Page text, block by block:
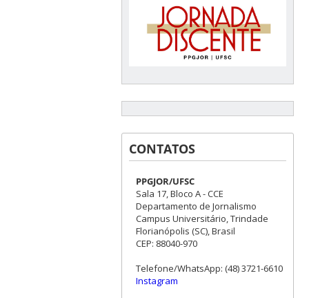
CONTATOS
PPGJOR/UFSC
Sala 17, Bloco A - CCE
Departamento de Jornalismo
Campus Universitário, Trindade
Florianópolis (SC), Brasil
CEP: 88040-970
Telefone/WhatsApp: (48) 3721-6610
Instagram